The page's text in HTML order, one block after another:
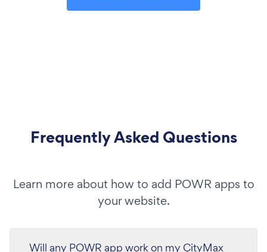
Frequently Asked Questions
Learn more about how to add POWR apps to
your website.
Will any POWR app work on my CityMax